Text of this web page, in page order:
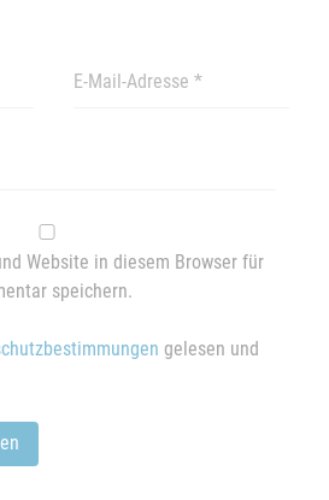
Website in diesem Browser für
speichern.
gelesen und